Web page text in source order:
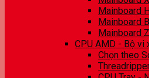
Mainboard
Mainboard B
Mainboard Z
CPU AMD - Bộ vi
Chọn theo